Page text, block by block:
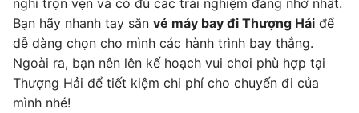
nghỉ trọn vẹn và có đủ các trải nghiệm đáng nhớ nhất.
Bạn hãy nhanh tay săn vé máy bay đi Thượng Hải để
dễ dàng chọn cho mình các hành trình bay thẳng.
Ngoài ra, bạn nên lên kế hoạch vui chơi phù hợp tại
Thượng Hải để tiết kiệm chi phí cho chuyến đi của
mình nhé!